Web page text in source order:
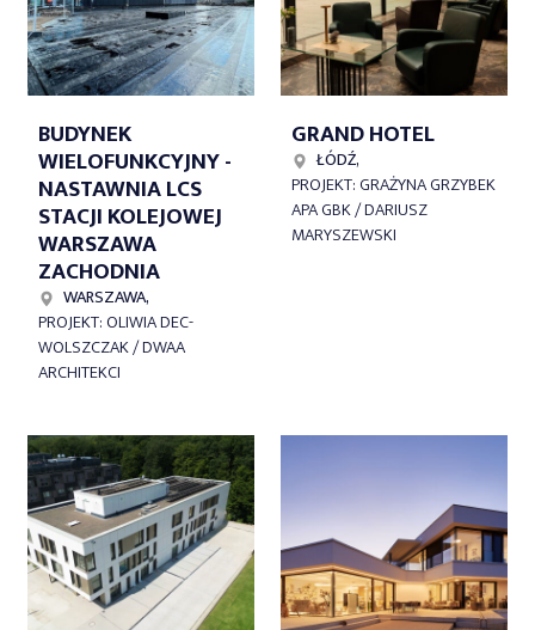
BUDYNEK
WIELOFUNKCYJNY -
NASTAWNIA LCS
STACJI KOLEJOWEJ
WARSZAWA
ZACHODNIA
WARSZAWA,
PROJEKT: OLIWIA DEC-
WOLSZCZAK / DWAA
ARCHITEKCI
GRAND HOTEL
ŁÓDŹ,
PROJEKT: GRAŻYNA GRZYBEK
APA GBK / DARIUSZ
MARYSZEWSKI